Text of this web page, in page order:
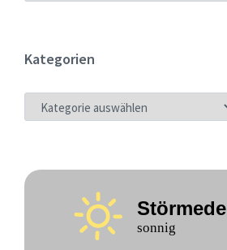
Kategorien
KATEGORIEN
Störmede
sonnig